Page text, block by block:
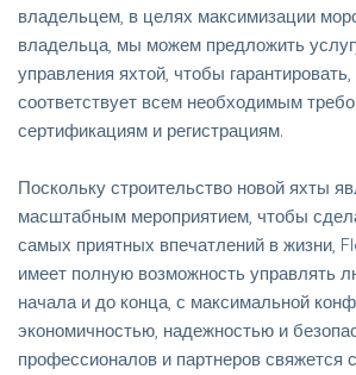
владельцем, в целях максимизации
владельца, мы можем предложить
управления яхтой, чтобы
соответствует всем необходимым
сертификациям и регистрациям.
Поскольку строительство новой яхты
масштабным мероприятием, чтобы
самых приятных впечатлений в жизни,
имеет полную возможность управлять
начала и до конца, с максимальной
экономичностью, надежностью и
профессионалов и партнеров свяжется